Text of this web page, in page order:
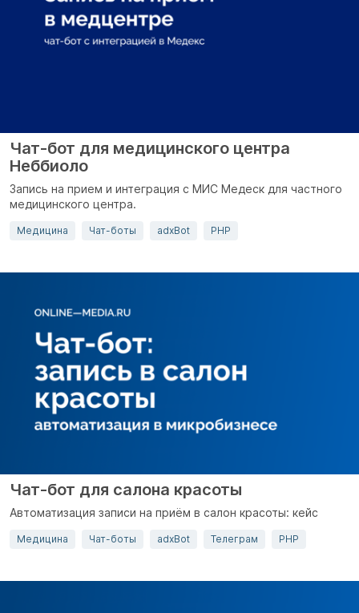
Чат-бот для медицинского центра
Неббиоло
Запись на прием и интеграция с МИС Медеск для частного
медицинского центра.
Медицина Чат-боты adxBot PHP
Чат-бот для салона красоты
Автоматизация записи на приём в салон красоты: кейс
Медицина Чат-боты adxBot Телеграм PHP